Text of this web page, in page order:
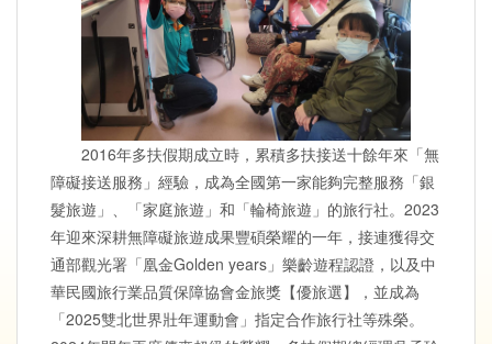
2016年多扶假期成立時，累積多扶接送十餘年來「無
障礙接送服務」經驗，成為全國第一家能夠完整服務「銀
髮旅遊」、「家庭旅遊」和「輪椅旅遊」的旅行社。2023
年迎來深耕無障礙旅遊成果豐碩榮耀的一年，接連獲得交
通部觀光署「凰金Golden years」樂齡遊程認證，以及中
華民國旅行業品質保障協會金旅獎【優旅選】，並成為
「2025雙北世界壯年運動會」指定合作旅行社等殊榮。